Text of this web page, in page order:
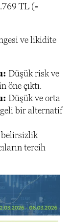
TL (-
ve likidite
Düşük risk ve
öne çıktı.
Düşük ve orta
bir alternatif
tercih